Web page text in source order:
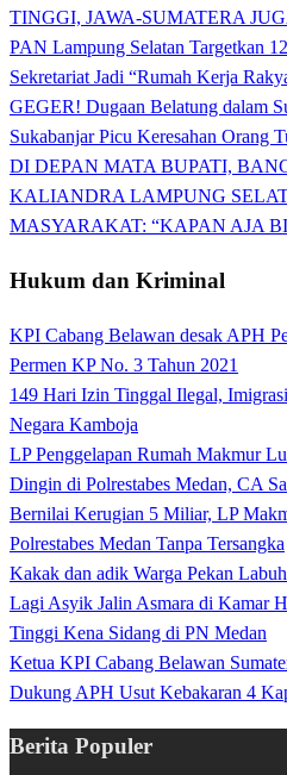
TINGGI, JAWA-SUMATERA
PAN Lampung Selatan Targetkan
Sekretariat Jadi “Rumah Kerja
GEGER! Dugaan Belatung dalam
Sukabanjar Picu Keresahan Orang
DI DEPAN MATA BUPATI,
KALIANDRA LAMPUNG
MASYARAKAT: “KAPAN AJA
Hukum dan Kriminal
KPI Cabang Belawan desak APH
Permen KP No. 3 Tahun 2021
149 Hari Izin Tinggal Ilegal,
Negara Kamboja
LP Penggelapan Rumah Makmur
Dingin di Polrestabes Medan, CA
Bernilai Kerugian 5 Miliar, LP
Polrestabes Medan Tanpa Tersangka
Kakak dan adik Warga Pekan
Lagi Asyik Jalin Asmara di Kamar
Tinggi Kena Sidang di PN Medan
Ketua KPI Cabang Belawan
Dukung APH Usut Kebakaran 4
Berita Populer